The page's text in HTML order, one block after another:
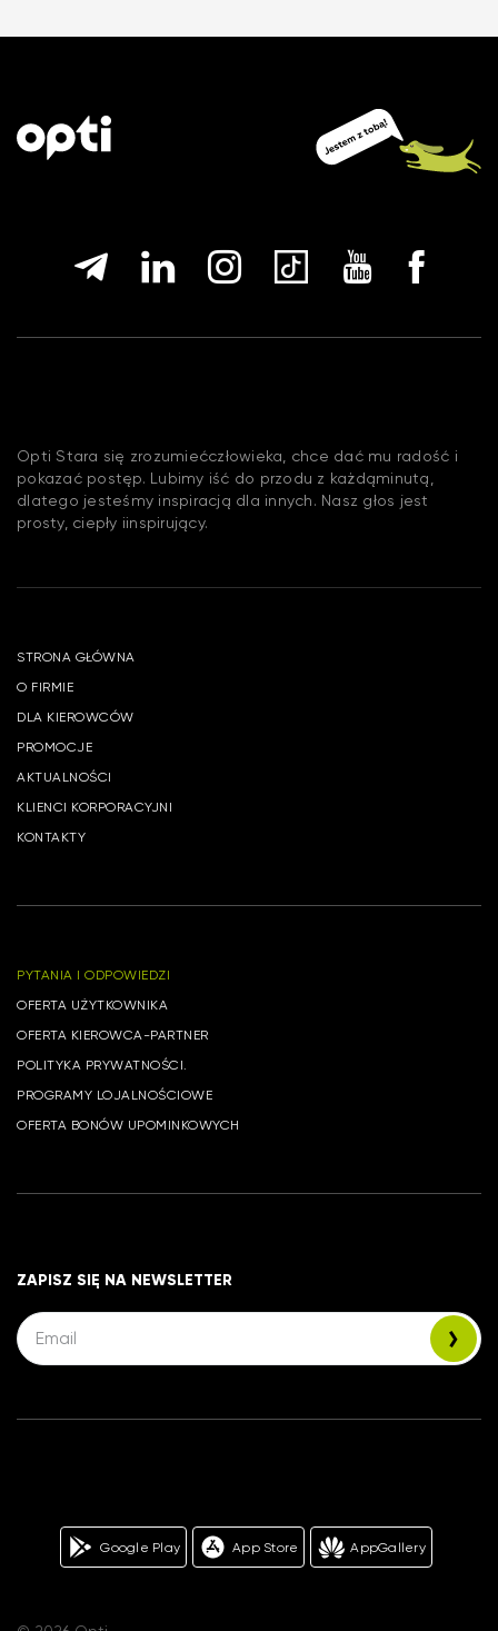
Opti Stara się zrozumiećczłowieka, chce dać mu radość i
pokazać postęp. Lubimy iść do przodu z każdąminutą,
dlatego jesteśmy inspiracją dla innych. Nasz głos jest
prosty, ciepły iinspirujący.
STRONA GŁÓWNA
O FIRMIE
DLA KIEROWCÓW
PROMOCJE
AKTUALNOŚCI
KLIENCI KORPORACYJNI
KONTAKTY
PYTANIA I ODPOWIEDZI
OFERTA UŻYTKOWNIKA
OFERTA KIEROWCA-PARTNER
POLITYKA PRYWATNOŚCI.
PROGRAMY LOJALNOŚCIOWE
OFERTA BONÓW UPOMINKOWYCH
ZAPISZ SIĘ NA NEWSLETTER
Google Play App Store AppGallery